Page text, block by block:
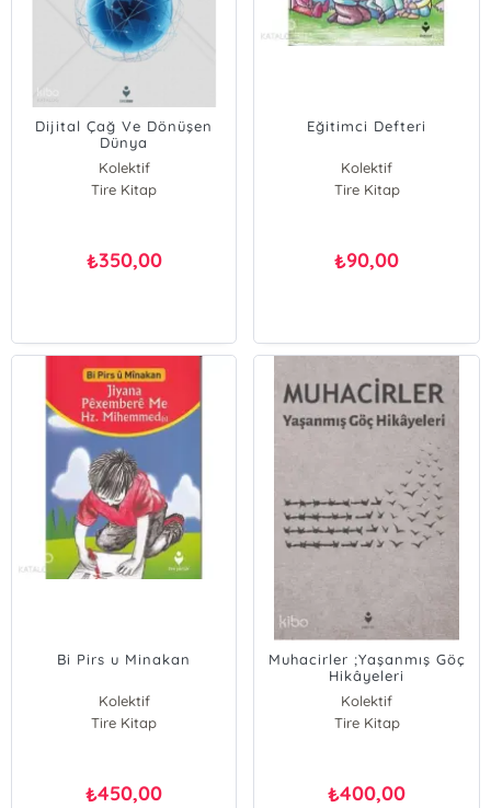
Dijital Çağ Ve Dönüşen
Dünya
Kolektif
Tire Kitap
₺350,00
Eğitimci Defteri
Kolektif
Tire Kitap
₺90,00
Bi Pirs u Minakan
Kolektif
Tire Kitap
₺450,00
Muhacirler ;Yaşanmış Göç
Hikâyeleri
Kolektif
Tire Kitap
₺400,00